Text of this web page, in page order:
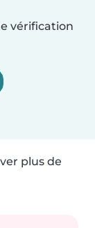
vérification
plus de